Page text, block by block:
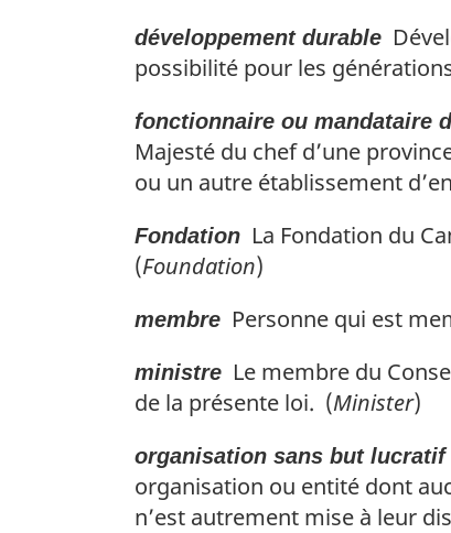
développement durable
possibilité pour les
fonctionnaire ou mandataire
Majesté du chef d’une
ou un autre établissement
Fondation La Fondation du
(Foundation)
membre Personne qui est
ministre Le membre du
de la présente loi. (Minister)
organisation sans but lucratif
organisation ou entité dont
n’est autrement mise à leur